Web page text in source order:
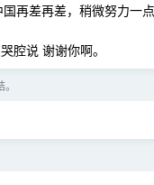
再差再差，稍微努力一
腔说 谢谢你啊。